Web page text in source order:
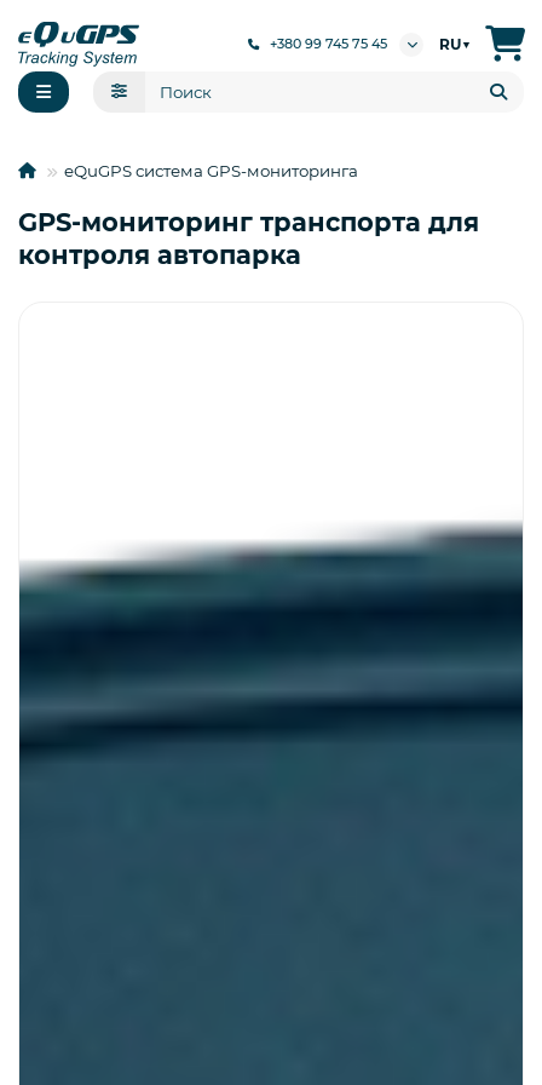
+380 99 745 75 45 RU▼
eQuGPS система GPS-мониторинга
GPS-мониторинг транспорта для
контроля автопарка